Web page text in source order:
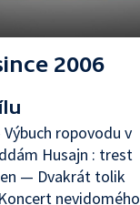
2006
ropovodu v
Husajn : trest
— Dvakrát tolik
nevidomého